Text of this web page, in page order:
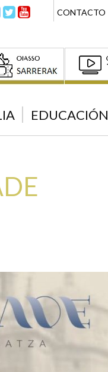
CONTACTO
EDUCACIÓN